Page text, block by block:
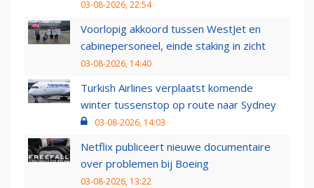
03-08-2026, 22:54
Voorlopig akkoord tussen WestJet en
cabinepersoneel, einde staking in zicht
03-08-2026, 14:40
Turkish Airlines verplaatst komende
winter tussenstop op route naar Sydney
03-08-2026, 14:03
Netflix publiceert nieuwe documentaire
over problemen bij Boeing
03-08-2026, 13:22